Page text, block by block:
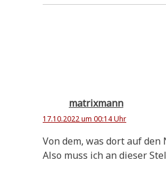
matrixmann
17.10.2022 um 00:14 Uhr
Von dem, was dort auf
Also muss ich an die­ser